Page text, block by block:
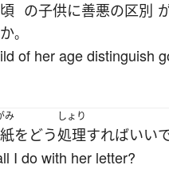
の子供に善悪の区別
。
of her age distinguish
み
を どう
しょり
処理すればいい
I do with her letter?